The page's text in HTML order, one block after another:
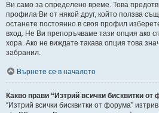
Ви само за определено време. Това
профила Ви от някой друг, който ползва
останете постоянно в своя профил
вход. Не Ви препоръчваме тази опция ако
хора. Ако не виждате такава опция това
забранил.
Върнете се в началото
Какво прави “Изтрий всички бисквитки от
“Изтрий всички бисквитки от форума”